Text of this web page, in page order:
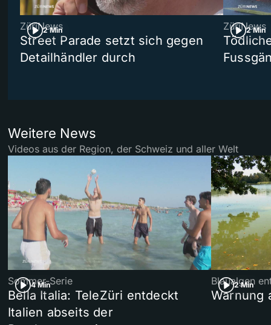
2 Min
ZüriNews
Street Parade setzt sich gegen
Detailhändler durch
2 Min
ZüriNews
Weitere News
Videos aus der Region, der Schweiz und aller Welt
4 Min
Sommer-Serie
Bella Italia: TeleZüri entdeckt
Italien abseits der
2 Min
Blaualgen
Warnung